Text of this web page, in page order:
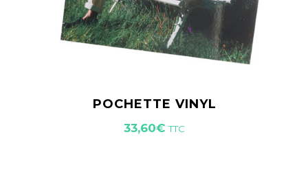
POCHETTE VINYL
33,60€ TTC